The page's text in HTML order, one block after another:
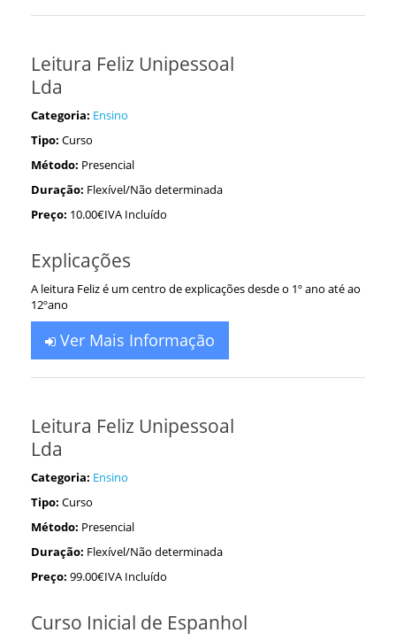
Leitura Feliz Unipessoal
Lda
Categoria: Ensino
Tipo: Curso
Método: Presencial
Duração: Flexível/Não determinada
Preço: 10.00€IVA Incluído
Explicações
A leitura Feliz é um centro de explicações desde o 1º ano até ao
12ºano
Ver Mais Informação
Leitura Feliz Unipessoal
Lda
Categoria: Ensino
Tipo: Curso
Método: Presencial
Duração: Flexível/Não determinada
Preço: 99.00€IVA Incluído
Curso Inicial de Espanhol